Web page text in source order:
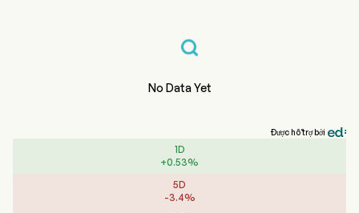
No Data Yet
Được hỗ trợ bởi
1D
+0.53%
5D
-3.4%